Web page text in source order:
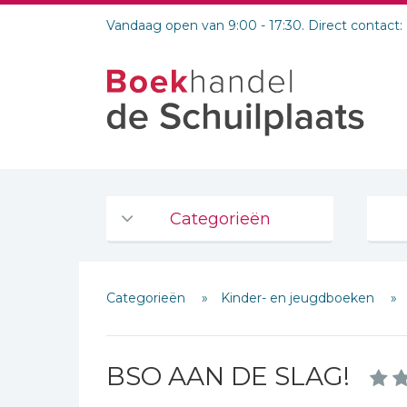
Vandaag open van 9:00 - 17:30. Direct contact:
Categorieën
De Bijbel
Bijbelse Dagboeken 2026
Bijbelstudie groepen
Categorieën Kinder- en jeugdboeken
BSO AAN DE SLAG!